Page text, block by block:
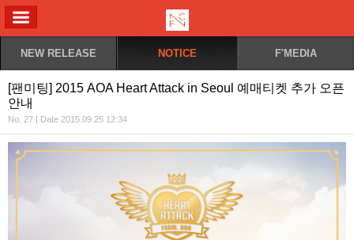
NEW RELEASE NOTICE F'MEDIA
[팬미팅] 2015 AOA Heart Attack in Seoul 예매티켓 추가 오픈
안내
No. 27 | Date 2015.09.25 12:34